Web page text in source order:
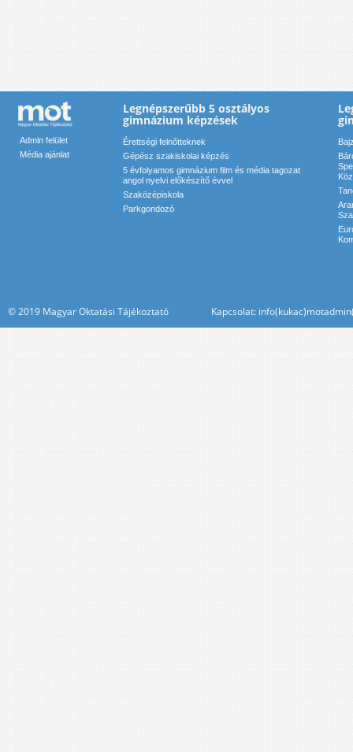
Admin felület
Média ajánlat
Legnépszerűbb 5 osztályos
gimnázium képzések
Érettségi felnőtteknek
Gépész szakiskolai képzés
5 évfolyamos gimnázium film és média tagozat
angol nyelvi előkészítő évvel
Szaközépiskola
Parkgondozó
© 2019 Magyar Oktatási Tájékoztató Kapcsolat: